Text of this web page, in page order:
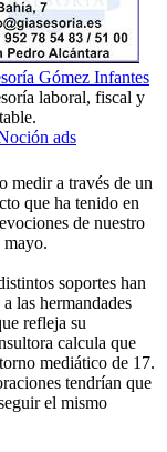
Gómez Infantes
laboral, fiscal y
ads
medir a través de un
que ha tenido en
de nuestro
mayo.
soportes han
las hermandades
refleja su
calcula que
mediático de 17.
tendrían que
el mismo